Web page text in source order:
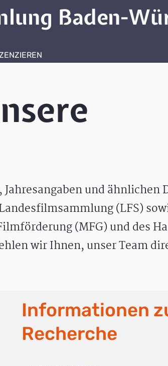
Baden-
und ähnlichen
(LFS)
(MFG) und des
wir Ihnen, unser Team
Informationen
Recherche